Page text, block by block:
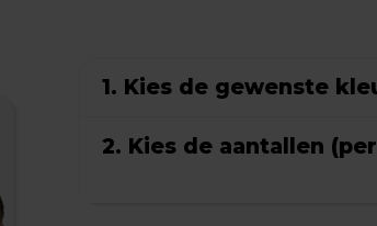
1. Kies de gewenste
2. Kies de aantallen